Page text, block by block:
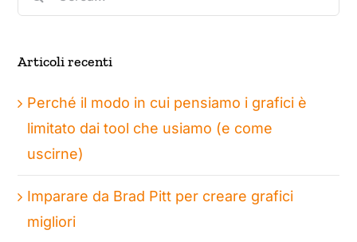
per:
Articoli recenti
Perché il modo in cui pensiamo i grafici è
limitato dai tool che usiamo (e come
uscirne)
Imparare da Brad Pitt per creare grafici
migliori